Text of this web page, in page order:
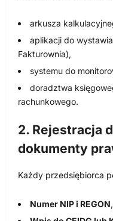
arkusza
aplikacji do
Fakturownia),
systemu do
doradztwa
rachunkowego.
2. Rejestracja
dokumenty
Każdy przedsiębiorca
Numer NIP i REGON,